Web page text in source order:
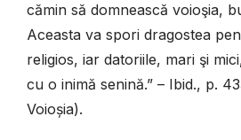
cămin să domnească voioşia,
Aceasta va spori dragostea
religios, iar datoriile, mari şi
cu o inimă senină.” – Ibid., p.
Voioșia).